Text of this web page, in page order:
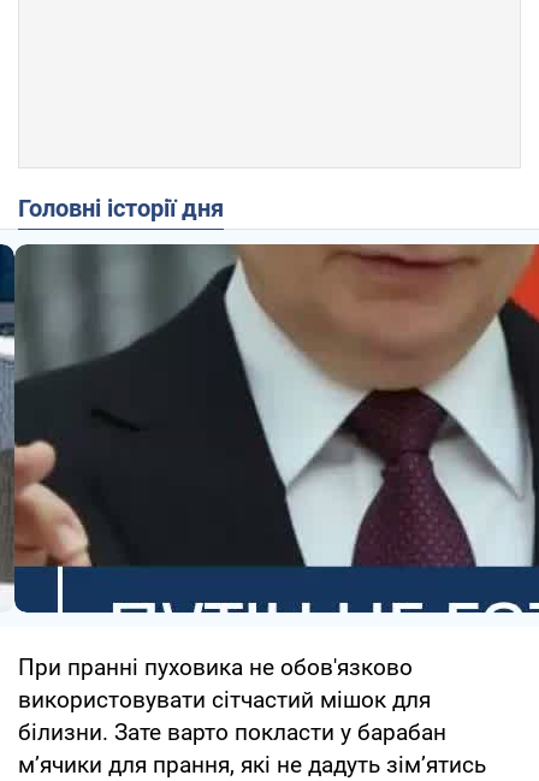
Головні історії дня
При пранні пуховика не обов'язково
використовувати сітчастий мішок для
білизни. Зате варто покласти у барабан
м’ячики для прання, які не дадуть зім’ятись